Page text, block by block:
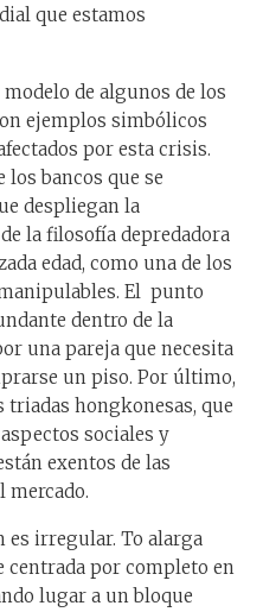
que estamos
de algunos de los
ejemplos simbólicos
por esta crisis.
los bancos que se
despliegan la
la filosofía depredadora
edad, como una de los
El punto
dentro de la
una pareja que necesita
un piso. Por último,
hongkonesas, que
sociales y
exentos de las
mercado.
es irregular. To alarga
centrada por completo en
lugar a un bloque